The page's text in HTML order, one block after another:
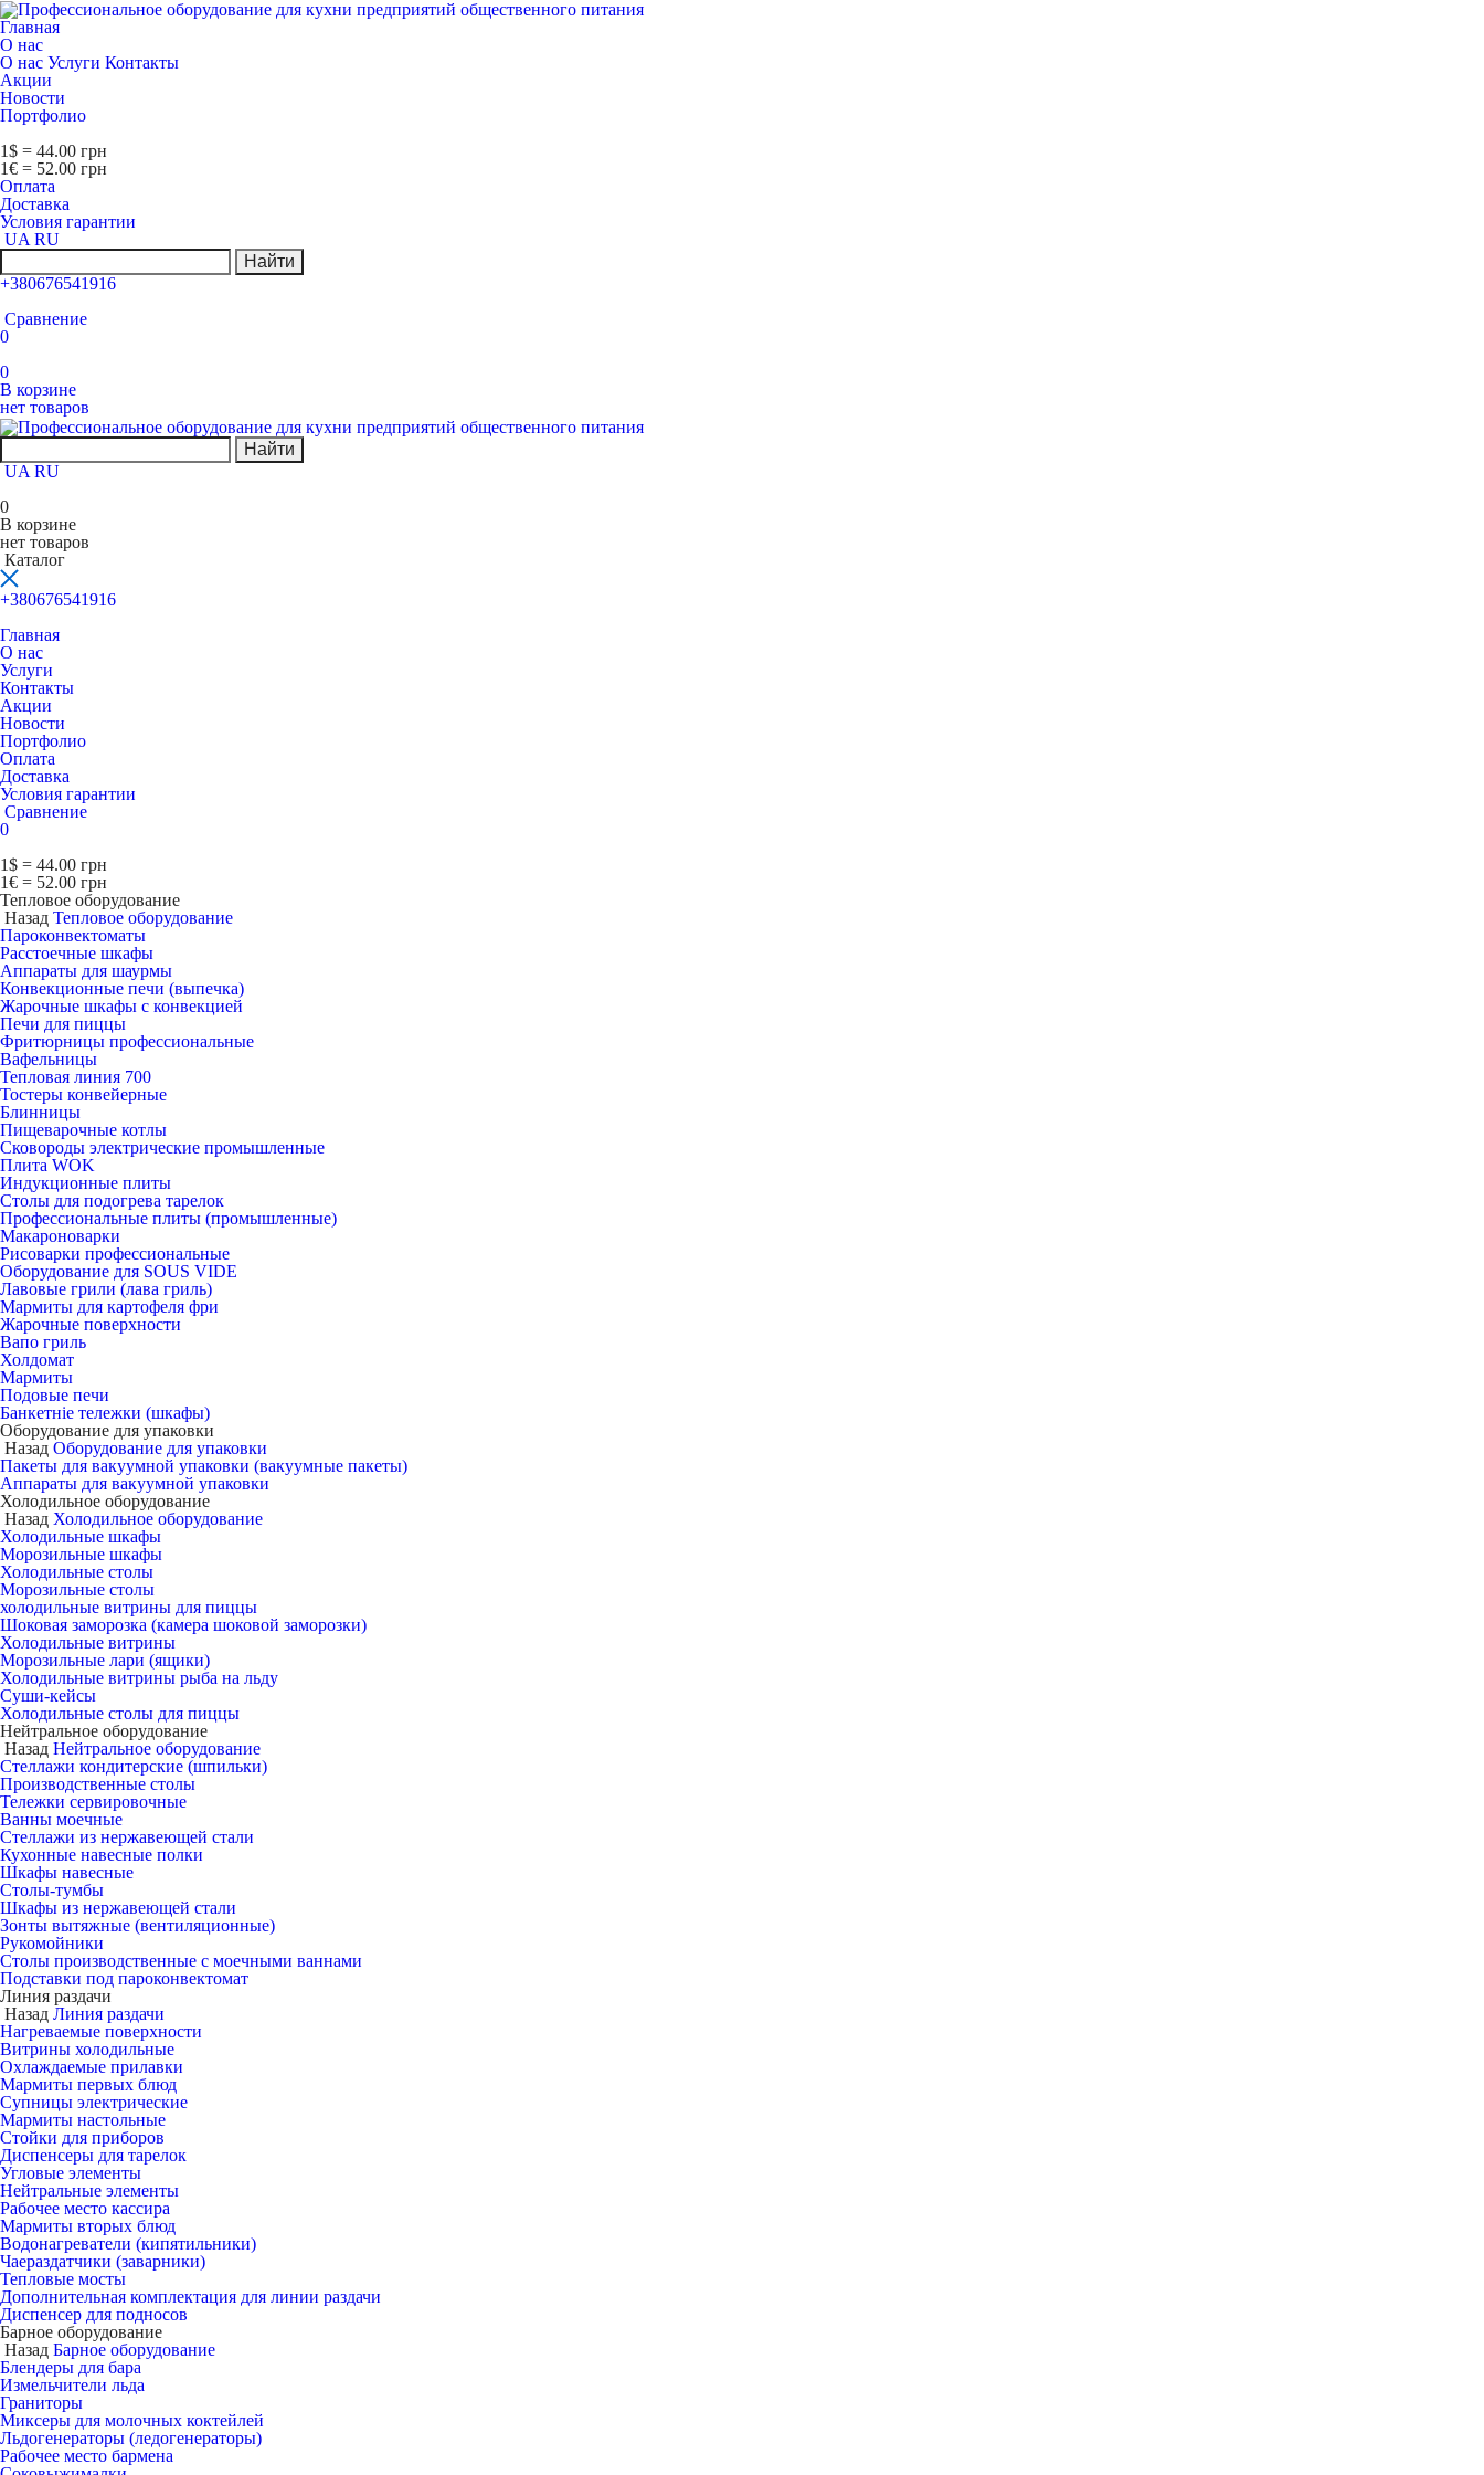
Главная
О нас
О нас Услуги Контакты
Акции
Новости
Портфолио
1$ = 44.00 грн
1€ = 52.00 грн
Оплата
Доставка
Условия гарантии
UA RU
Найти
+380676541916
Сравнение
0
0
В корзине
нет товаров
Найти
UA RU
0
В корзине
нет товаров
Каталог
+380676541916
Главная
О нас
Услуги
Контакты
Акции
Новости
Портфолио
Оплата
Доставка
Условия гарантии
Сравнение
0
1$ = 44.00 грн
1€ = 52.00 грн
Тепловое оборудование
Назад Тепловое оборудование
Пароконвектоматы
Расcтоечные шкафы
Аппараты для шаурмы
Конвекционные печи (выпечка)
Жарочные шкафы с конвекцией
Печи для пиццы
Фритюрницы профессиональные
Вафельницы
Тепловая линия 700
Тостеры конвейерные
Блинницы
Пищеварочные котлы
Сковороды электрические промышленные
Плита WOK
Индукционные плиты
Столы для подогрева тарелок
Профессиональные плиты (промышленные)
Макароноварки
Рисоварки профессиональные
Оборудование для SOUS VIDE
Лавовые грили (лава гриль)
Мармиты для картофеля фри
Жарочные поверхности
Вапо гриль
Холдомат
Мармиты
Подовые печи
Банкетніе тележки (шкафы)
Оборудование для упаковки
Назад Оборудование для упаковки
Пакеты для вакуумной упаковки (вакуумные пакеты)
Аппараты для вакуумной упаковки
Холодильное оборудование
Назад Холодильное оборудование
Холодильные шкафы
Морозильные шкафы
Холодильные столы
Морозильные столы
холодильные витрины для пиццы
Шоковая заморозка (камера шоковой заморозки)
Холодильные витрины
Морозильные лари (ящики)
Холодильные витрины рыба на льду
Суши-кейсы
Холодильные столы для пиццы
Нейтральное оборудование
Назад Нейтральное оборудование
Стеллажи кондитерские (шпильки)
Производственные столы
Тележки сервировочные
Ванны моечные
Стеллажи из нержавеющей стали
Кухонные навесные полки
Шкафы навесные
Столы-тумбы
Шкафы из нержавеющей стали
Зонты вытяжные (вентиляционные)
Рукомойники
Столы производственные с моечными ваннами
Подставки под пароконвектомат
Линия раздачи
Назад Линия раздачи
Нагреваемые поверхности
Витрины холодильные
Охлаждаемые прилавки
Мармиты первых блюд
Супницы электрические
Мармиты настольные
Стойки для приборов
Диспенсеры для тарелок
Угловые элементы
Нейтральные элементы
Рабочее место кассира
Мармиты вторых блюд
Водонагреватели (кипятильники)
Чаераздатчики (заварники)
Тепловые мосты
Дополнительная комплектация для линии раздачи
Диспенсер для подносов
Барное оборудование
Назад Барное оборудование
Блендеры для бара
Измельчители льда
Граниторы
Миксеры для молочных коктейлей
Льдогенераторы (ледогенераторы)
Рабочее место бармена